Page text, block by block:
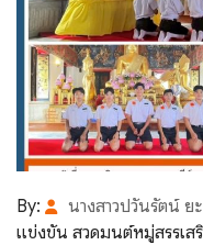
By: นางสาวปวันรัตน์ ย
แข่งขัน สวดมนต์หมู่สรรเ